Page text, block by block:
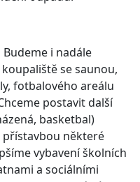
i nadále
se saunou,
fotbalového areálu
postavit další
basketbal)
některé
vybavení školních
a sociálními